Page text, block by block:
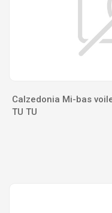
Calzedonia Mi-bas
TU TU